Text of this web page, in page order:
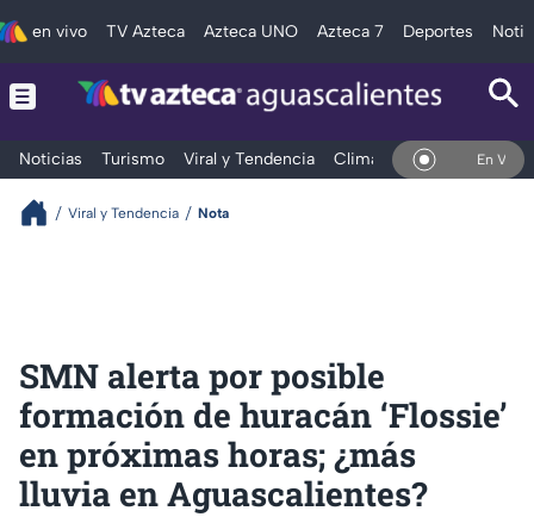
en vivo TV Azteca Azteca UNO Azteca 7 Deportes
Noticias Turismo Viral y Tendencia Clima Deportes En Vivo
Viral y Tendencia Nota
SMN alerta por posible
formación de huracán ‘Flossie’
en próximas horas; ¿más
lluvia en Aguascalientes?